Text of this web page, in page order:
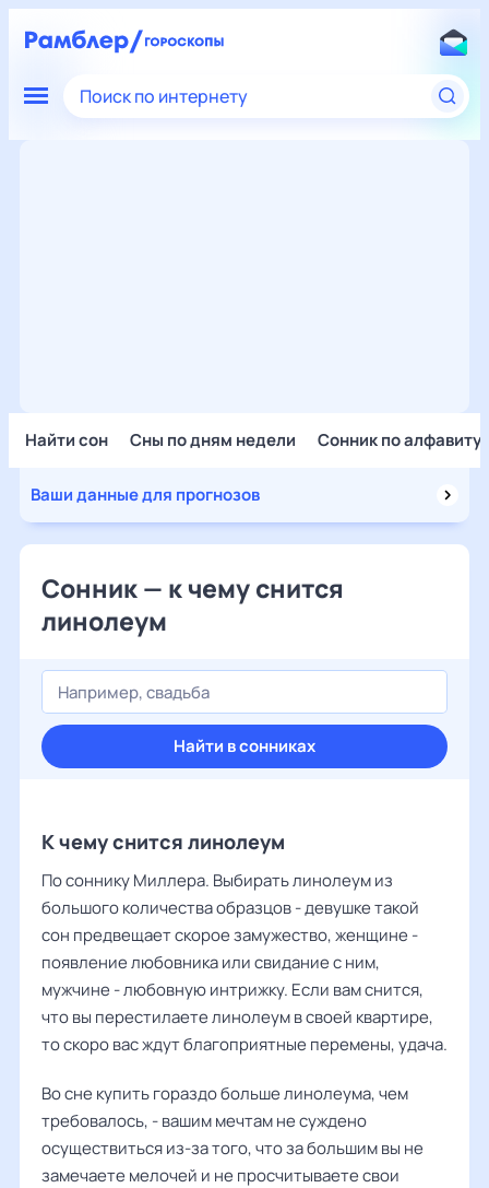
Поиск по интернету
Найти сон Сны по дням недели Сонник по алфавиту
Ваши данные для прогнозов
Сонник — к чему снится
линолеум
Найти в сонниках
К чему снится линолеум
По соннику Миллера. Выбирать линолеум из
большого количества образцов - девушке такой
сон предвещает скорое замужество, женщине -
появление любовника или свидание с ним,
мужчине - любовную интрижку. Если вам снится,
что вы перестилаете линолеум в своей квартире,
то скоро вас ждут благоприятные перемены, удача.
Во сне купить гораздо больше линолеума, чем
требовалось, - вашим мечтам не суждено
осуществиться из-за того, что за большим вы не
замечаете мелочей и не просчитываете свои